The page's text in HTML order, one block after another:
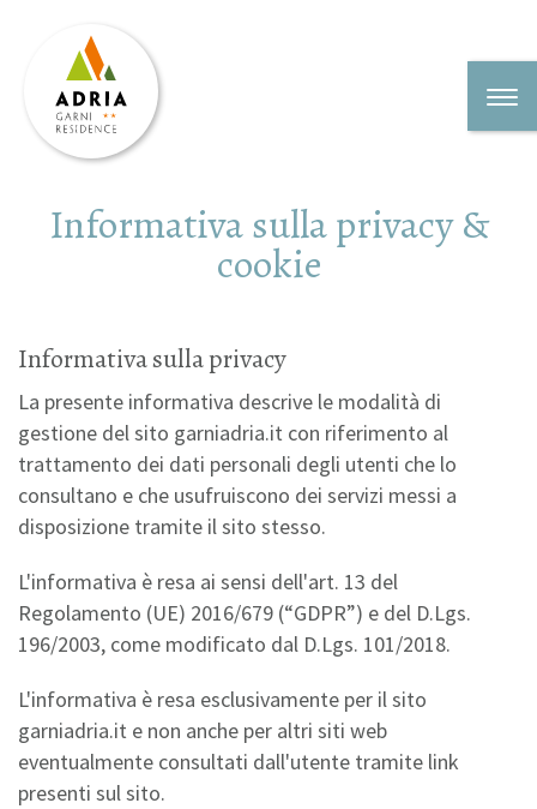
Informativa sulla privacy &
cookie
Informativa sulla privacy
La presente informativa descrive le modalità di
gestione del sito garniadria.it con riferimento al
trattamento dei dati personali degli utenti che lo
consultano e che usufruiscono dei servizi messi a
disposizione tramite il sito stesso.
L'informativa è resa ai sensi dell'art. 13 del
Regolamento (UE) 2016/679 (“GDPR”) e del D.Lgs.
196/2003, come modificato dal D.Lgs. 101/2018.
L'informativa è resa esclusivamente per il sito
garniadria.it e non anche per altri siti web
eventualmente consultati dall'utente tramite link
presenti sul sito.